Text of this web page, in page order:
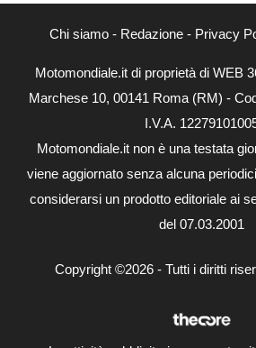
Chi siamo- Redazione- Privacy
Motomondiale.it di proprietà di WEB
Marchese 10, 00141 Roma (RM) -
I.V.A.
Motomondiale.it non è una testata
viene aggiornato senza alcuna
considerarsi un prodotto editoriale ai
del 07.03.2001
Copyright ©2026 - Tutti i diritti